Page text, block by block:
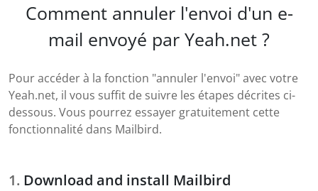
Comment annuler l'envoi d'un e-
mail envoyé par Yeah.net ?
Pour accéder à la fonction "annuler l'envoi" avec votre
Yeah.net, il vous suffit de suivre les étapes décrites ci-
dessous. Vous pourrez essayer gratuitement cette
fonctionnalité dans Mailbird.
Download and install Mailbird